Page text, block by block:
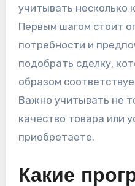
учитывать несколько
Первым шагом стоит
потребности и
подобрать сделку,
образом
Важно учитывать не
качество товара или
приобретаете.
Какие